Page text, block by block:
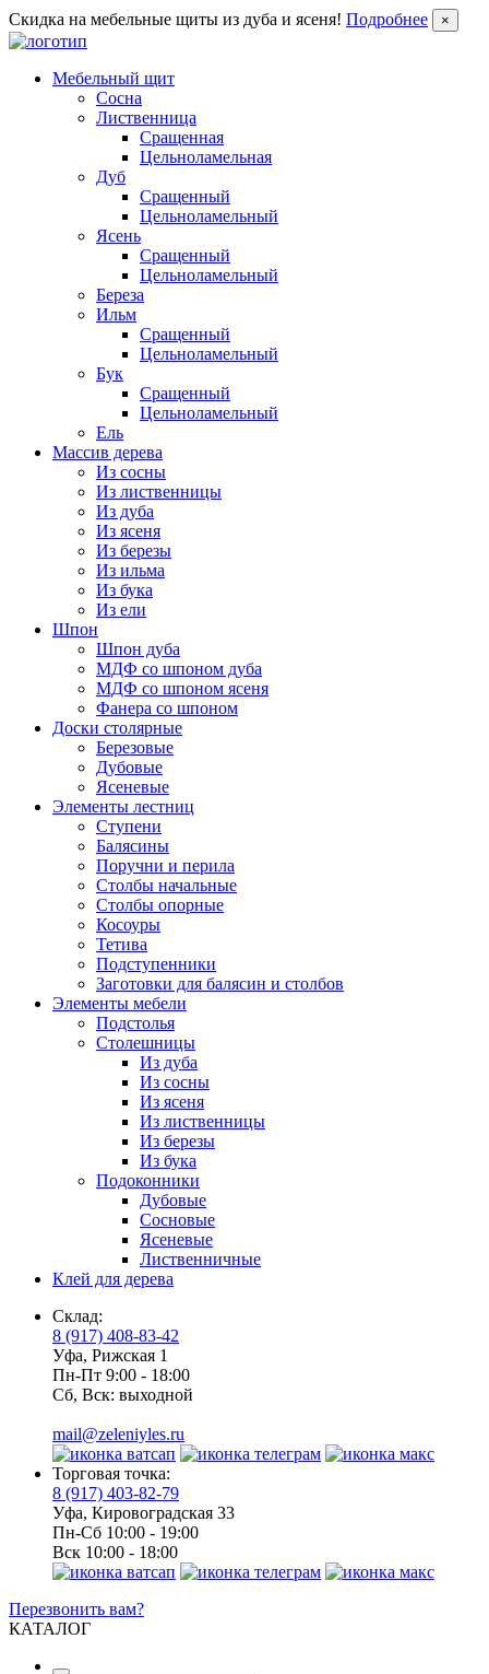
Скидка на мебельные щиты из дуба и ясеня! Подробнее ×
Мебельный щит
Сосна
Лиственница
Сращенная
Цельноламельная
Дуб
Сращенный
Цельноламельный
Ясень
Сращенный
Цельноламельный
Береза
Ильм
Сращенный
Цельноламельный
Бук
Сращенный
Цельноламельный
Ель
Массив дерева
Из сосны
Из лиственницы
Из дуба
Из ясеня
Из березы
Из ильма
Из бука
Из ели
Шпон
Шпон дуба
МДФ со шпоном дуба
МДФ со шпоном ясеня
Фанера со шпоном
Доски столярные
Березовые
Дубовые
Ясеневые
Элементы лестниц
Ступени
Балясины
Поручни и перила
Столбы начальные
Столбы опорные
Косоуры
Тетива
Подступенники
Заготовки для балясин и столбов
Элементы мебели
Подстолья
Столешницы
Из дуба
Из сосны
Из ясеня
Из лиственницы
Из березы
Из бука
Подоконники
Дубовые
Сосновые
Ясеневые
Лиственничные
Клей для дерева
Склад:
8 (917) 408-83-42
Уфа, Рижская 1
Пн-Пт 9:00 - 18:00
Сб, Вск: выходной
mail@zeleniyles.ru
Торговая точка:
8 (917) 403-82-79
Уфа, Кировоградская 33
Пн-Сб 10:00 - 19:00
Вск 10:00 - 18:00
Перезвонить вам?
КАТАЛОГ